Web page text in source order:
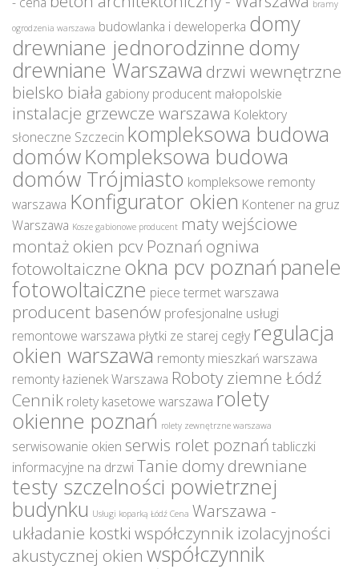
bramy
ogrodzenia warszawa budowlanka i deweloperka domy
drewniane jednorodzinne domy
drewniane Warszawa drzwi wewnętrzne
bielsko biała gabiony producent małopolskie
instalacje grzewcze warszawa Kolektory
słoneczne Szczecin kompleksowa budowa
domówKompleksowa budowa
domów Trójmiasto kompleksowe remonty
warszawa Konfigurator okien Kontener na gruz
Warszawa Kosze gabionowe producent maty wejściowe
montaż okien pcv Poznań ogniwa
fotowoltaiczne okna pcv poznań panele
fotowoltaiczne piece termet warszawa
producent basenów profesjonalne usługi
remontowe warszawa płytki ze starej cegły regulacja
okien warszawa remonty mieszkań warszawa
remonty łazienek Warszawa Roboty ziemne Łódź
Cennik rolety kasetowe warszawa rolety
okienne poznań rolety zewnętrzne warszawa
serwisowanie okien serwis rolet poznań tabliczki
informacyjne na drzwiTanie domy drewniane
testy szczelności powietrznej
budynku Usługi koparką Łódź Cena Warszawa -
układanie kostki współczynnik izolacyjności
akustycznej okien współczynnik